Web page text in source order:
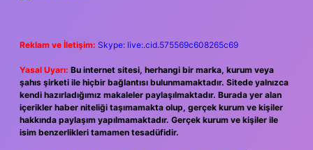
Reklam ve İletişim: Skype: live:.cid.575569c608265c69
Yasal Uyarı: Bu internet sitesi, herhangi bir marka, kurum veya
şahıs şirketi ile hiçbir bağlantısı bulunmamaktadır. Sitede yalnızca
kendi hazırladığımız makaleler paylaşılmaktadır. Burada yer alan
içerikler haber niteliği taşımamakta olup, gerçek kurum ve kişiler
hakkında paylaşım yapılmamaktadır. Gerçek kurum ve kişiler ile
isim benzerlikleri tamamen tesadüfidir.